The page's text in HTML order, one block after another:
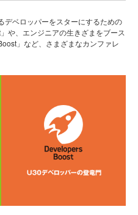
ベロッパーをスターにするための
や、エンジニアの生きざまをブース
」など、さまざまなカンファレ